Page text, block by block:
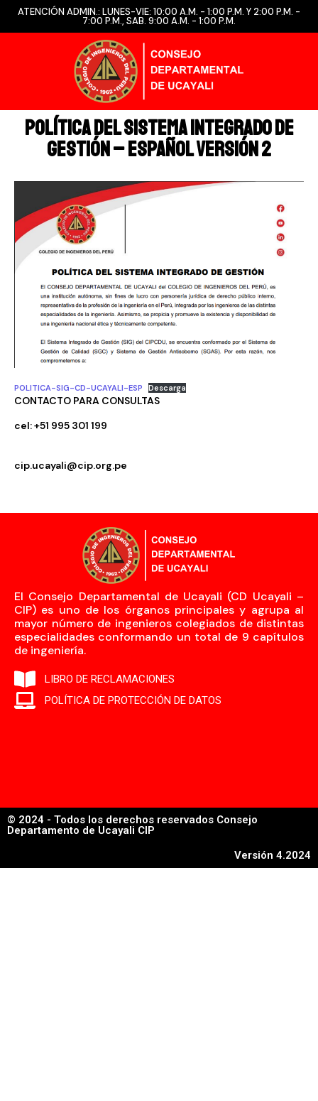
ATENCIÓN ADMIN.: LUNES-VIE: 10:00 A.M. - 1:00 P.M. Y 2:00 P.M. -
7:00 P.M., SAB. 9:00 A.M. - 1:00 P.M.
POLÍTICA DEL SISTEMA INTEGRADO DE
GESTIÓN – ESPAÑOL versión 2
POLITICA-SIG-CD-UCAYALI-ESP Descarga
CONTACTO PARA CONSULTAS
cel: +51 995 301 199
cip.ucayali@cip.org.pe
El Consejo Departamental de Ucayali (CD Ucayali –
CIP) es uno de los órganos principales y agrupa al
mayor número de ingenieros colegiados de distintas
especialidades conformando un total de 9 capítulos
de ingeniería.
LIBRO DE RECLAMACIONES
POLÍTICA DE PROTECCIÓN DE DATOS
© 2024 - Todos los derechos reservados Consejo
Departamento de Ucayali CIP
Versión 4.2024